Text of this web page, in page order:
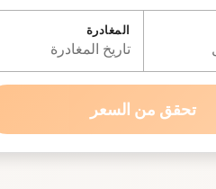
المغادرة
تاريخ المغادرة
تحقق من السعر